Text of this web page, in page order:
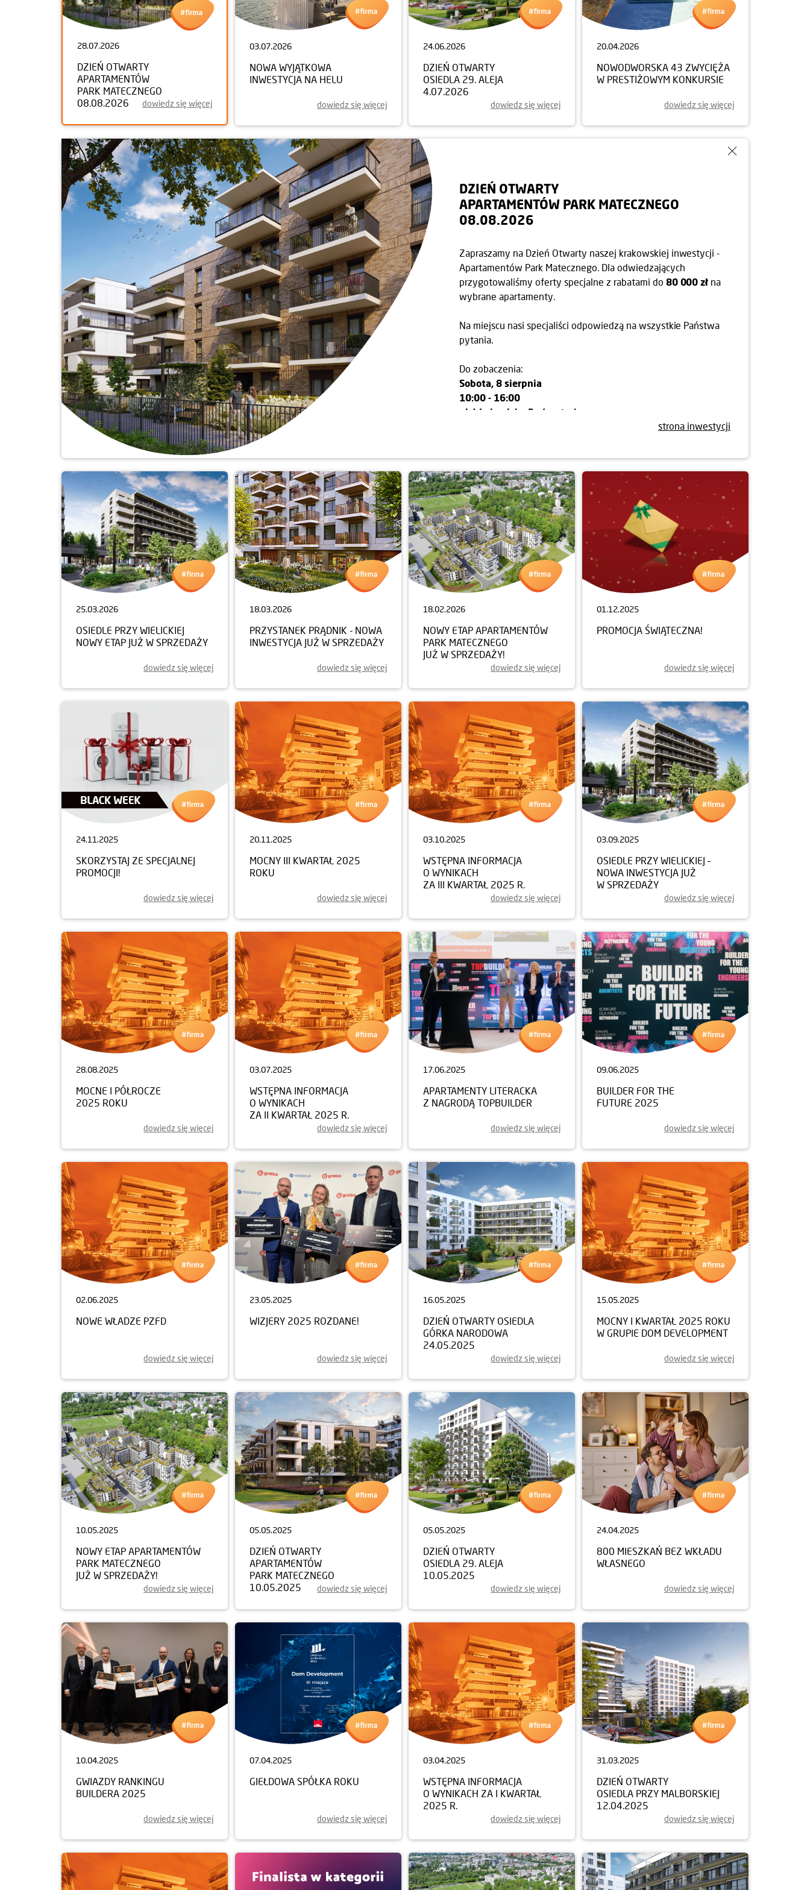
28.07.2026
DZIEŃ OTWARTY
APARTAMENTÓW
PARK MATECZNEGO
08.08.2026
dowiedz się więcej
03.07.2026
NOWA WYJĄTKOWA
INWESTYCJA NA HELU
dowiedz się więcej
24.06.2026
DZIEŃ OTWARTY
OSIEDLA 29. ALEJA
4.07.2026
dowiedz się więcej
20.04.2026
NOWODWORSKA 43 ZWYCIĘŻA
W PRESTIŻOWYM KONKURSIE
dowiedz się więcej
DZIEŃ OTWARTY
APARTAMENTÓW PARK MATECZNEGO
08.08.2026
Zapraszamy na Dzień Otwarty naszej krakowskiej inwestycji -
Apartamentów Park Matecznego. Dla odwiedzających
przygotowaliśmy oferty specjalne z rabatami do 80 000 zł na
wybrane apartamenty.
Na miejscu nasi specjaliści odpowiedzą na wszystkie Państwa
pytania.
Do zobaczenia:
Sobota, 8 sierpnia
10:00 - 16:00
ul. Wadowicka 3a (parter)
strona inwestycji
25.03.2026
OSIEDLE PRZY WIELICKIEJ
NOWY ETAP JUŻ W SPRZEDAŻY
dowiedz się więcej
18.03.2026
PRZYSTANEK PRĄDNIK - NOWA
INWESTYCJA JUŻ W SPRZEDAŻY
dowiedz się więcej
18.02.2026
NOWY ETAP APARTAMENTÓW
PARK MATECZNEGO
JUŻ W SPRZEDAŻY!
dowiedz się więcej
01.12.2025
PROMOCJA ŚWIĄTECZNA!
dowiedz się więcej
24.11.2025
SKORZYSTAJ ZE SPECJALNEJ
PROMOCJI!
dowiedz się więcej
20.11.2025
MOCNY III KWARTAŁ 2025
ROKU
dowiedz się więcej
03.10.2025
WSTĘPNA INFORMACJA
O WYNIKACH
ZA III KWARTAŁ 2025 R.
dowiedz się więcej
03.09.2025
OSIEDLE PRZY WIELICKIEJ –
NOWA INWESTYCJA JUŻ
W SPRZEDAŻY
dowiedz się więcej
28.08.2025
MOCNE I PÓŁROCZE
2025 ROKU
dowiedz się więcej
03.07.2025
WSTĘPNA INFORMACJA
O WYNIKACH
ZA II KWARTAŁ 2025 R.
dowiedz się więcej
17.06.2025
APARTAMENTY LITERACKA
Z NAGRODĄ TOPBUILDER
dowiedz się więcej
09.06.2025
BUILDER FOR THE
FUTURE 2025
dowiedz się więcej
02.06.2025
NOWE WŁADZE PZFD
dowiedz się więcej
23.05.2025
WIZJERY 2025 ROZDANE!
dowiedz się więcej
16.05.2025
DZIEŃ OTWARTY OSIEDLA
GÓRKA NARODOWA
24.05.2025
dowiedz się więcej
15.05.2025
MOCNY I KWARTAŁ 2025 ROKU
W GRUPIE DOM DEVELOPMENT
dowiedz się więcej
10.05.2025
NOWY ETAP APARTAMENTÓW
PARK MATECZNEGO
JUŻ W SPRZEDAŻY!
dowiedz się więcej
05.05.2025
DZIEŃ OTWARTY
APARTAMENTÓW
PARK MATECZNEGO
10.05.2025
dowiedz się więcej
05.05.2025
DZIEŃ OTWARTY
OSIEDLA 29. ALEJA
10.05.2025
dowiedz się więcej
24.04.2025
800 MIESZKAŃ BEZ WKŁADU
WŁASNEGO
dowiedz się więcej
10.04.2025
GWIAZDY RANKINGU
BUILDERA 2025
dowiedz się więcej
07.04.2025
GIEŁDOWA SPÓŁKA ROKU
dowiedz się więcej
03.04.2025
WSTĘPNA INFORMACJA
O WYNIKACH ZA I KWARTAŁ
2025 R.
dowiedz się więcej
31.03.2025
DZIEŃ OTWARTY
OSIEDLA PRZY MALBORSKIEJ
12.04.2025
dowiedz się więcej